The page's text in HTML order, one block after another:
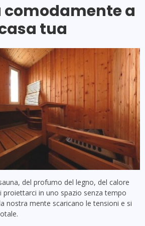
comodamente a
tua
del profumo del legno, del calore
proiettarci in uno spazio senza tempo
nostra mente scaricano le tensioni e si